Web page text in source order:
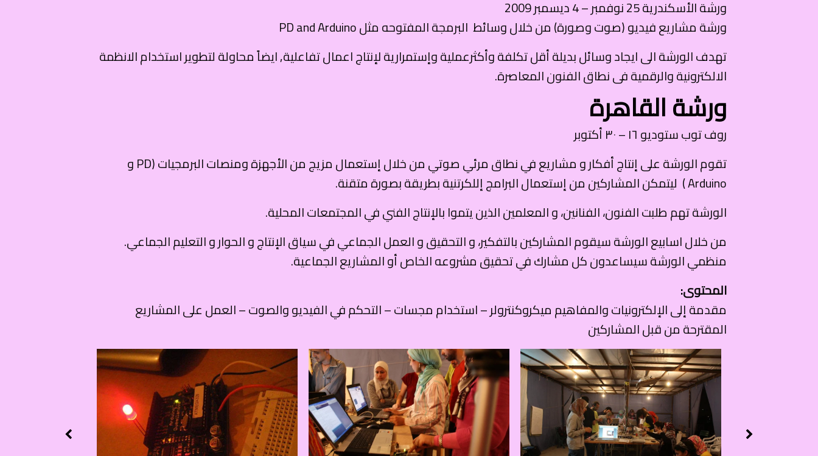
ورشة الأسكندرية 25 نوفمبر – 4 ديسمبر 2009
ورشة مشاريع فيديو (صوت وصورة) من خلال وسائط البرمجة المفتوحه مثل PD and Arduino
تهدف الورشة الى ايجاد وسائل بديلة أقل تكلفة وأكثرعملية وإستمرارية لإنتاج اعمال تفاعلية, ايضاً محاولة لتطوير استخدام الانظمة
الالكترونية والرقمية فى نطاق الفنون المعاصرة.
ورشة القاهرة
روف توب ستوديو ١٦ – ٣٠ أكتوبر
تقوم الورشة على إنتاج أفكار و مشاريع في نطاق مرئي صوتي من خلال إستعمال مزيج من الأجهزة ومنصات البرمجيات (PD و
Arduino ) ليتمكن المشاركين من إستعمال البرامج إللكرتنية بطريقة بصورة متقنة.
الورشة تهم طلبت الفنون، الفنانين، و المعلمين الذين يتموا بالإنتاج الفني في المجتمعات المحلية.
من خلال اسابيع الورشة سيقوم المشاركين بالتفكير، و التحقيق و العمل الجماعي في سياق الإنتاج و الحوار و التعليم الجماعي.
منظمي الورشة سيساعدون كل مشارك في تحقيق مشروعه الخاص أو المشاريع الجماعية.
المحتوى:
مقدمة إلى الإلكترونيات والمفاهيم ميكروكنترولر – استخدام مجسات – التحكم في الفيديو والصوت – العمل على المشاريع
المقترحة من قبل المشاركين